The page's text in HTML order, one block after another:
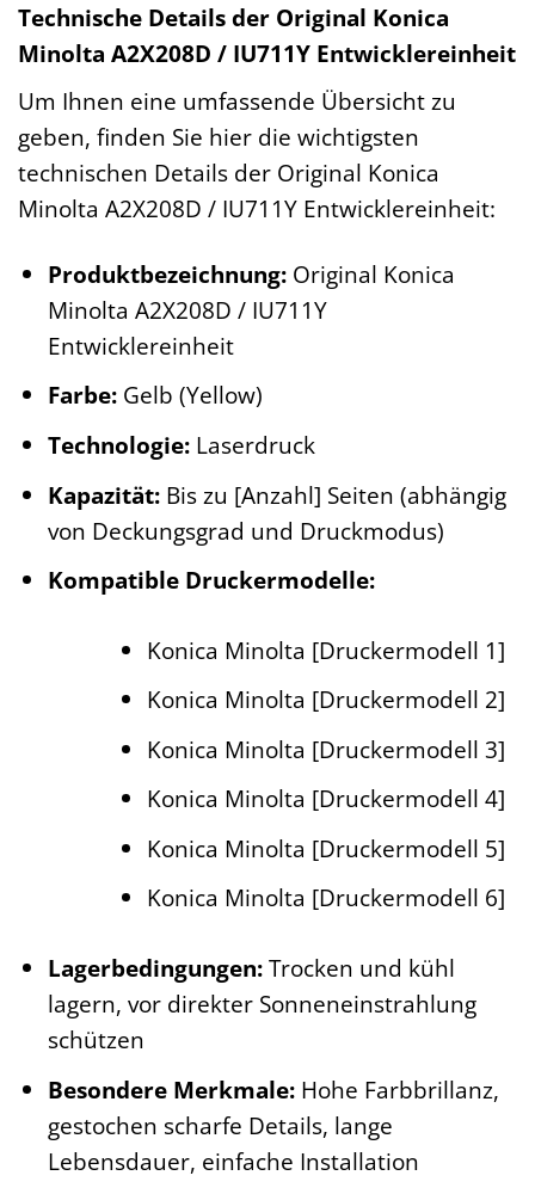
Technische Details der Original Konica
Minolta A2X208D / IU711Y Entwicklereinheit
Um Ihnen eine umfassende Übersicht zu
geben, finden Sie hier die wichtigsten
technischen Details der Original Konica
Minolta A2X208D / IU711Y Entwicklereinheit:
Produktbezeichnung:Original Konica
Minolta A2X208D / IU711Y
Entwicklereinheit
Farbe:Gelb (Yellow)
Technologie:Laserdruck
Kapazität:Bis zu [Anzahl] Seiten (abhängig
von Deckungsgrad und Druckmodus)
Kompatible Druckermodelle:
Konica Minolta [Druckermodell 1]
Konica Minolta [Druckermodell 2]
Konica Minolta [Druckermodell 3]
Konica Minolta [Druckermodell 4]
Konica Minolta [Druckermodell 5]
Konica Minolta [Druckermodell 6]
Lagerbedingungen:Trocken und kühl
lagern, vor direkter Sonneneinstrahlung
schützen
Besondere Merkmale:Hohe Farbbrillanz,
gestochen scharfe Details, lange
Lebensdauer, einfache Installation